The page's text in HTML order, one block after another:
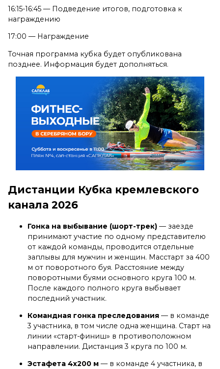
16:15-16:45 — Подведение итогов, подготовка к
награждению
17:00 — Награждение
Точная программа кубка будет опубликована
позднее. Информация будет дополняться.
Дистанции Кубка кремлевского
канала 2026
Гонка на выбывание (шорт-трек) — заезде
принимают участие по одному представителю
от каждой команды, проводится отдельные
заплывы для мужчин и женщин. Масстарт за 400
м от поворотного буя. Расстояние между
поворотными буями основного круга 100 м.
После каждого полного круга выбывает
последний участник.
Командная гонка преследования— в команде
3 участника, в том числе одна женщина. Старт на
линии «старт-финиш» в противоположном
направлении. Дистанция 3 круга по 100 м.
Эстафета 4х200 м — в команде 4 участника, в